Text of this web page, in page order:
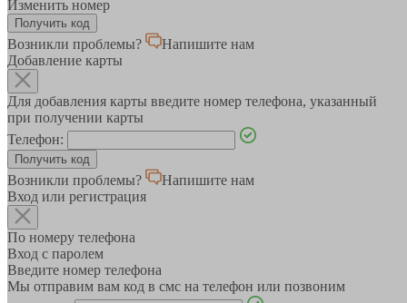
Изменить номер
Возникли проблемы?
Напишите нам
Добавление карты
Для добавления карты введите номер телефона, указанный
при получении карты
Телефон:
Возникли проблемы?
Напишите нам
Вход или регистрация
По номеру телефона
Вход с паролем
Введите номер телефона
Мы отправим вам код в смс на телефон или позвоним